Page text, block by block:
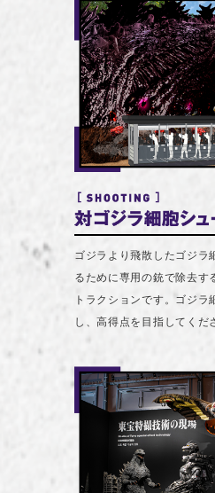
ゴジラより飛散したゴジラ
るために専用の銃で除去す
トラクションです。ゴジラ
し、高得点を目指してくだ